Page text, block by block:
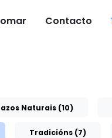
Contacto
Naturais (10)
Tradicións (7)